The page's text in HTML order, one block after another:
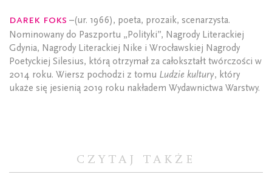
Darek Foks –(ur. 1966), poeta, prozaik, scenarzysta.
Nominowany do Paszportu „Polityki”, Nagrody Literackiej
Gdynia, Nagrody Literackiej Nike i Wrocławskiej Nagrody
Poetyckiej Silesius, którą otrzymał za całokształt twórczości w
2014 roku. Wiersz pochodzi z tomu Ludzie kultury, który
ukaże się jesienią 2019 roku nakładem Wydawnictwa Warstwy.
CZYTAJ TAKŻE